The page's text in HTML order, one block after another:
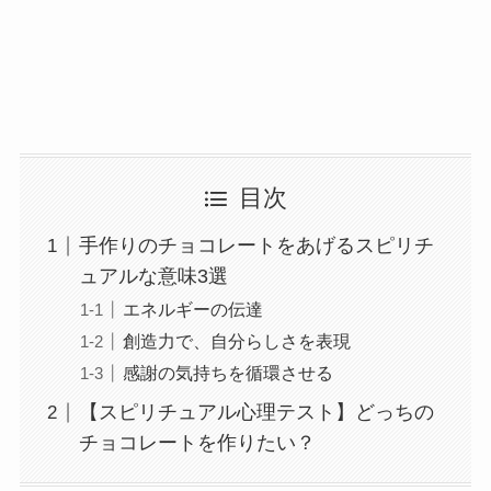
目次
手作りのチョコレートをあげるスピリチ
ュアルな意味3選
エネルギーの伝達
創造力で、自分らしさを表現
感謝の気持ちを循環させる
【スピリチュアル心理テスト】どっちの
チョコレートを作りたい？